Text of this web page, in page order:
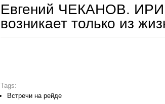
Евгений ЧЕКАНОВ.
возникает только из
Tags:
Встречи на рейде